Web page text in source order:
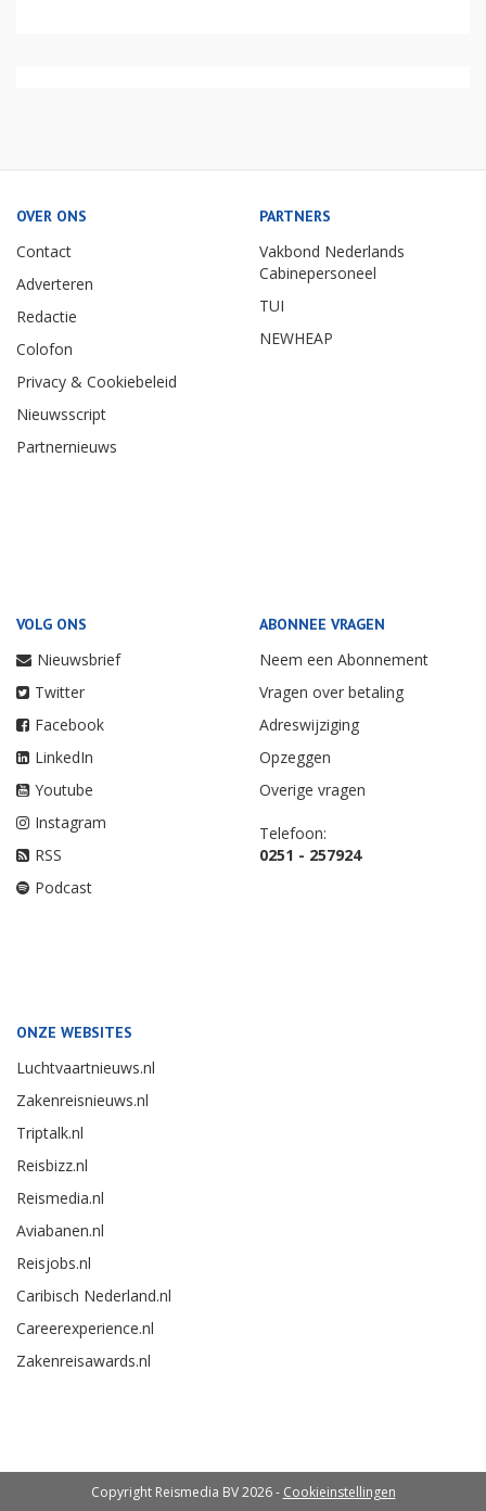
OVER ONS
Contact
Adverteren
Redactie
Colofon
Privacy & Cookiebeleid
Nieuwsscript
Partnernieuws
PARTNERS
Vakbond Nederlands
Cabinepersoneel
TUI
NEWHEAP
VOLG ONS
Nieuwsbrief
Twitter
Facebook
LinkedIn
Youtube
Instagram
RSS
Podcast
ABONNEE VRAGEN
Neem een Abonnement
Vragen over betaling
Adreswijziging
Opzeggen
Overige vragen
Telefoon:
0251 - 257924
ONZE WEBSITES
Luchtvaartnieuws.nl
Zakenreisnieuws.nl
Triptalk.nl
Reisbizz.nl
Reismedia.nl
Aviabanen.nl
Reisjobs.nl
Caribisch Nederland.nl
Careerexperience.nl
Zakenreisawards.nl
Copyright Reismedia BV 2026 - Cookieinstellingen